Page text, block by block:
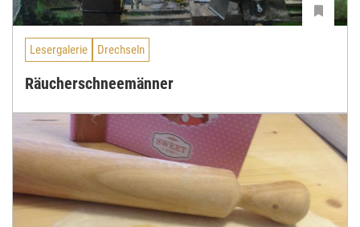
Lesergalerie Drechseln
Räucherschneemänner